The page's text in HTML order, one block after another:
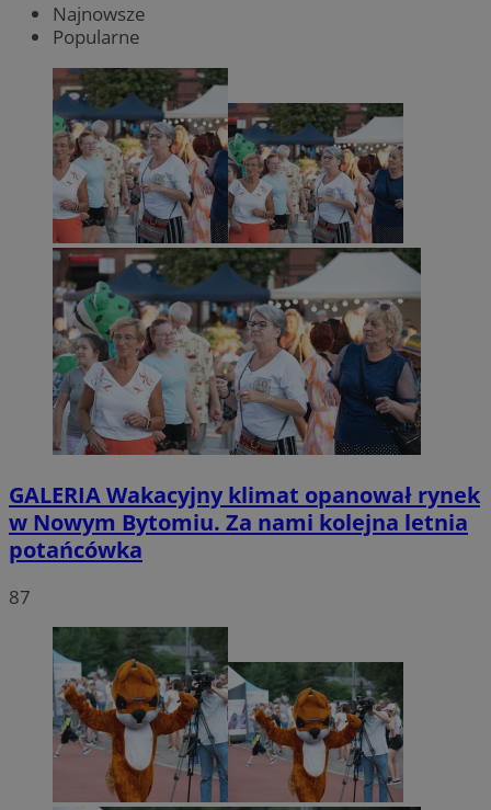
Najnowsze
Popularne
GALERIAWakacyjny klimat opanował rynek
w Nowym Bytomiu. Za nami kolejna letnia
potańcówka
87